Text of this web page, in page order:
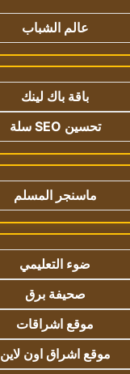
عالم الشباب
باقة باك لينك
تحسين SEO سلة
ماسنجر المسلم
ضوء التعليمي
صحيفة برق
موقع اشراقات
موقع اشراق اون لاين